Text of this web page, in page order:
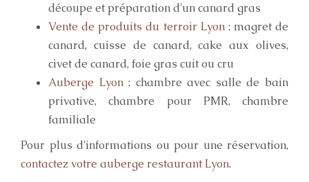
découpe et préparation d'un canard gras
Vente de produits du terroir Lyon: magret de
canard, cuisse de canard, cake aux olives,
civet de canard, foie gras cuit ou cru
Auberge Lyon: chambre avec salle de bain
privative, chambre pour PMR, chambre
familiale
Pour plus d'informations ou pour une réservation,
contactez votre auberge restaurant Lyon.